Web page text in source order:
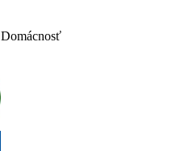
Domácnosť